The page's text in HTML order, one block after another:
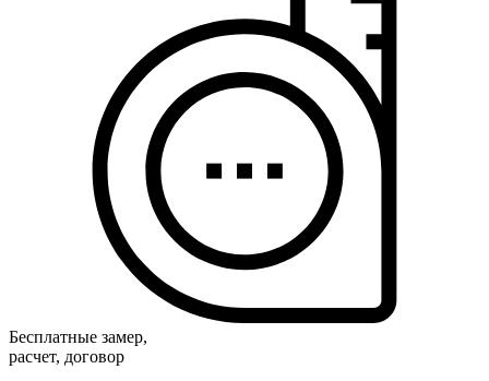
Бесплатные замер,
расчет, договор